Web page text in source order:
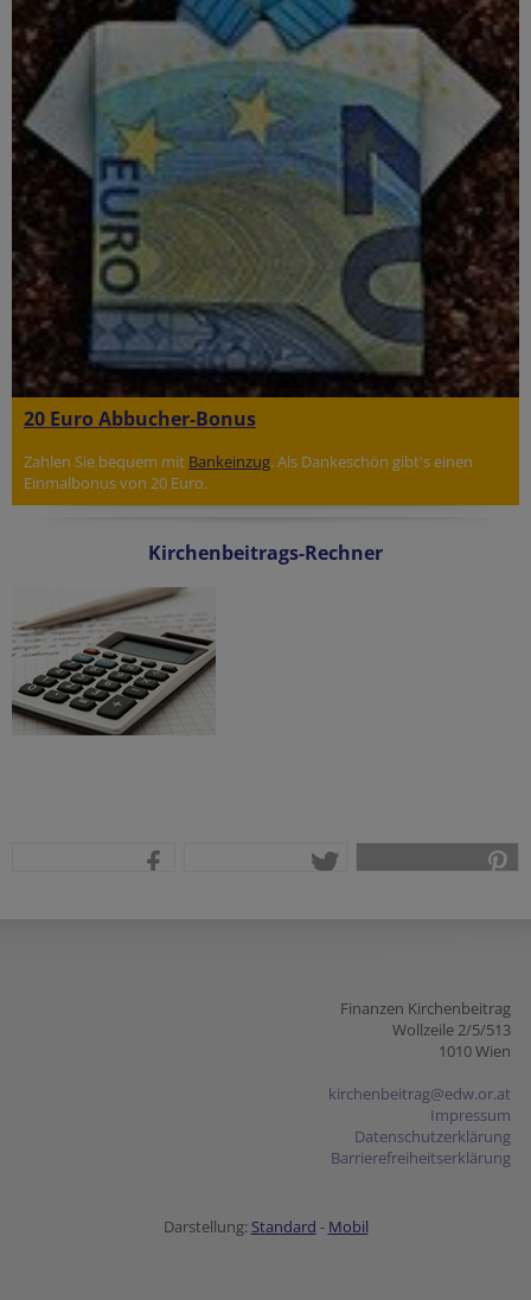
20 Euro Abbucher-Bonus
Zahlen Sie bequem mit Bankeinzug. Als Dankeschön gibt's einen
Einmalbonus von 20 Euro.
Kirchenbeitrags-Rechner
Finanzen Kirchenbeitrag
Wollzeile 2/5/513
1010 Wien
kirchenbeitrag@edw.or.at
Impressum
Datenschutzerklärung
Barrierefreiheitserklärung
Darstellung: Standard - Mobil